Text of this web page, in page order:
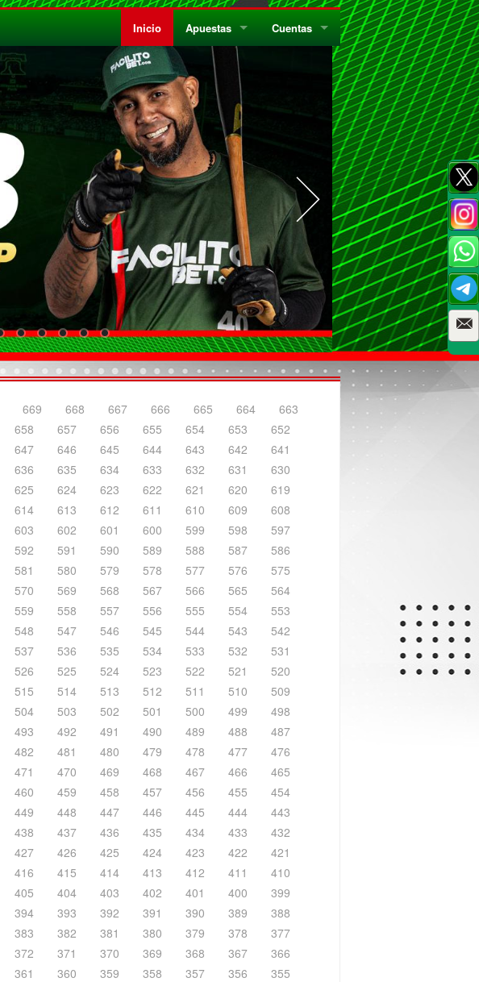
Inicio Apuestas
¿Quiénes Somos?
¿Qué es el Sistema Parley?
Privacidad
Códigos de Conducta
Como Jugar Bingo
Cuentas
Preguntas Frecuentes
Reglas Generales
669 668 667 666 665 664
663
658 657 656 655 654 653
652
647 646 645 644 643 642
641
636 635 634 633 632 631
630
625 624 623 622 621 620
619
614 613 612 611 610 609
608
603 602 601 600 599 598
597
592 591 590 589 588 587
586
581 580 579 578 577 576
575
570 569 568 567 566 565
564
559 558 557 556 555 554
553
548 547 546 545 544 543
542
537 536 535 534 533 532
531
526 525 524 523 522 521
520
515 514 513 512 511 510
509
504 503 502 501 500 499
498
493 492 491 490 489 488
487
482 481 480 479 478 477
476
471 470 469 468 467 466
465
460 459 458 457 456 455
454
449 448 447 446 445 444
443
438 437 436 435 434 433
432
427 426 425 424 423 422
421
416 415 414 413 412 411
410
405 404 403 402 401 400
399
394 393 392 391 390 389
388
383 382 381 380 379 378
377
372 371 370 369 368 367
366
361 360 359 358 357 356
355